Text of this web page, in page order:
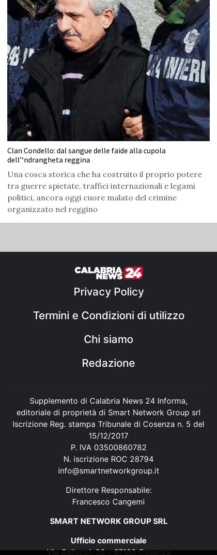
Clan Condello: dal sangue delle faide alla cupola
dell’‘ndrangheta reggina
Una cosca storica che ha costruito il proprio potere
tra guerre spietate, traffici internazionali e legami
politici, ancora oggi cuore malato del crimine
organizzato nel reggino
Privacy Policy
Termini e Condizioni di utilizzo
Chi siamo
Redazione
Supplemento di Calabria News 24 Informa,
editoriale di proprietà di Smart Network Group srl
Iscrizione Reg. stampa Tribunale di Cosenza n. 5 del
15/12/2017
P. IVA 03500860782
N. iscrizione ROC 28794
info@smartnetworkgroup.it
Direttore Responsabile:
Francesco Cangemi
SMART NETWORK GROUP SRL
Ufficio commerciale
Via Galluppi, 26 – 87100 Cosenza